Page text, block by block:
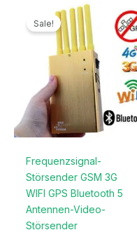
Sale!
Frequenzsignal-
Störsender GSM 3G
WIFI GPS Bluetooth 5
Antennen-Video-
Störsender
Ursprünglicher
Preis
war:
399,99€
Preis
189,99€.